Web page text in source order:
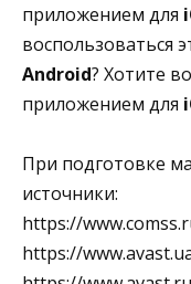
приложением для
воспользоваться
Android? Хотите
приложением для
При подготовке
источники:
https://
https://